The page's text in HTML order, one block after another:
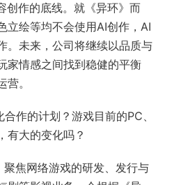
创作的底线。就《异环》而
立绘等均不会使用AI创作，AI
。未来，公司将继续以品质与
家情感之间找到稳健的平衡
。
作的计划？游戏目前的PC、
有大的变化吗？
焦网络游戏的研发、发行与